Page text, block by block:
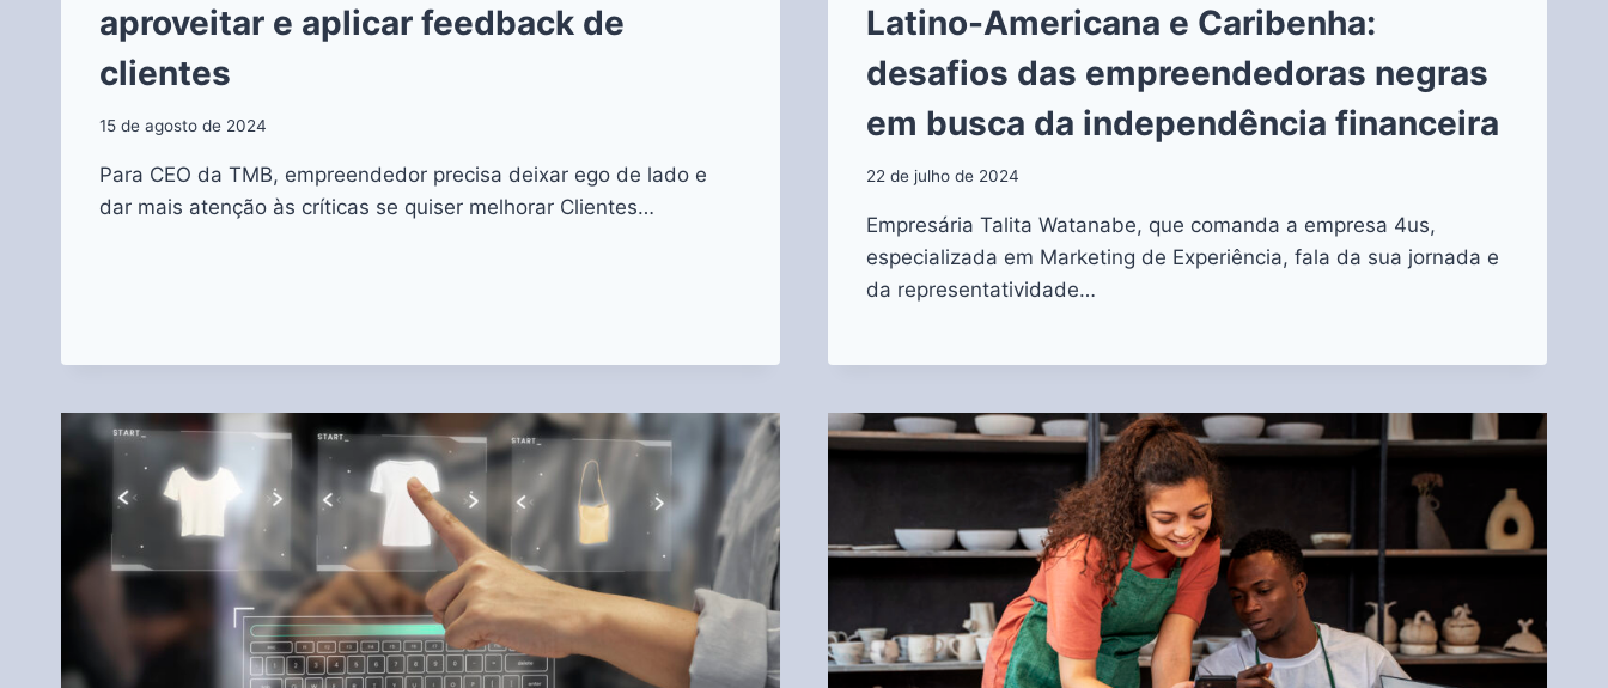
aproveitar e aplicar feedback de
clientes
15 de agosto de 2024
Para CEO da TMB, empreendedor precisa deixar ego de lado e
dar mais atenção às críticas se quiser melhorar Clientes…
Latino-Americana e Caribenha:
desafios das empreendedoras negras
em busca da independência financeira
22 de julho de 2024
Empresária Talita Watanabe, que comanda a empresa 4us,
especializada em Marketing de Experiência, fala da sua jornada e
da representatividade…